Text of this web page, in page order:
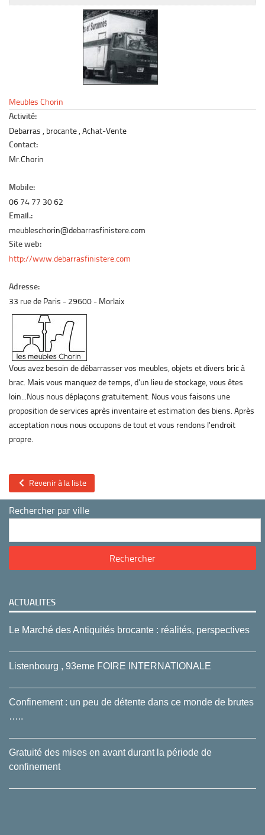
Le marché du mobilier d’occasion
Meubles Chorin
Activité:
Debarras , brocante , Achat-Vente
Contact:
Mr.Chorin
Mobile:
06 74 77 30 62
Email.:
meubleschorin@debarrasfinistere.com
Site web:
http://www.debarrasfinistere.com
Adresse:
33 rue de Paris 29600 Morlaix
Vous avez besoin de débarrasser vos meubles, objets et divers bric à
brac. Mais vous manquez de temps, d'un lieu de stockage, vous êtes
loin...Nous nous déplaçons gratuitement. Nous vous faisons une
proposition de services après inventaire et estimation des biens. Après
acceptation nous nous occupons de tout et vous rendons l'endroit
propre.
Revenir à la liste
Rechercher par ville
ACTUALITES
Le Marché des Antiquités brocante : réalités, perspectives
Listenbourg , 93eme FOIRE INTERNATIONALE
Confinement : un peu de détente dans ce monde de brutes
…..
Gratuité des mises en avant durant la période de
confinement